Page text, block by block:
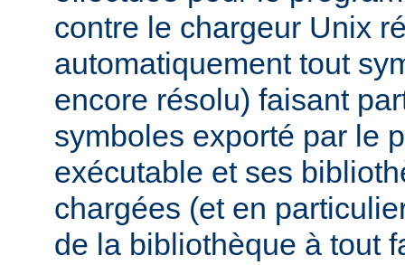
contre le chargeur Unix
automatiquement tout
encore résolu) faisant
symboles exporté par le
exécutable et ses
chargées (et en
de la bibliothèque à tout